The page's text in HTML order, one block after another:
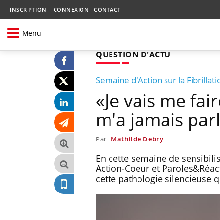
INSCRIPTION CONNEXION CONTACT
Menu
QUESTION D'ACTU
Semaine d'Action sur la
«Je vais me
m'a jamais
Par Mathilde Debry
En cette semaine de
Action-Coeur et
cette pathologie silencieuse